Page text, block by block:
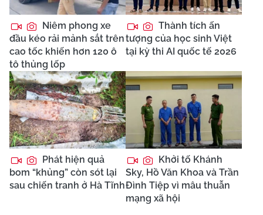
Niêm phong xe
đầu kéo rải mảnh sắt trên
cao tốc khiến hơn 120 ô
tô thủng lốp
Thành tích ấn
tượng của học sinh Việt
tại kỳ thi AI quốc tế 2026
Phát hiện quả
bom “khủng” còn sót lại
sau chiến tranh ở Hà Tĩnh
Khởi tố Khánh
Sky, Hồ Văn Khoa và Trần
Đình Tiệp vì mâu thuẫn
mạng xã hội